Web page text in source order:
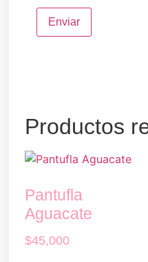
Productos
Pantufla
Aguacate
$45,000